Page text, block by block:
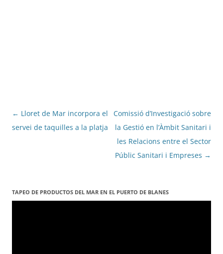
Navegació
per
← Lloret de Mar incorpora el
servei de taquilles a la platja
Comissió d’Investigació sobre
la Gestió en l’Àmbit Sanitari i
les Relacions entre el Sector
Públic Sanitari i Empreses →
TAPEO DE PRODUCTOS DEL MAR EN EL PUERTO DE BLANES
Reproductor